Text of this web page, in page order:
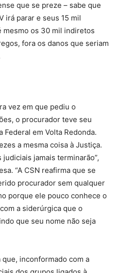
que se preze – sabe que
irá parar e seus 15 mil
mesmo os 30 mil indiretos
fora os danos que seriam
vez em que pediu o
o procurador teve seu
em Volta Redonda.
a mesma coisa à Justiça.
jamais terminarão”,
“A CSN reafirma que se
procurador sem qualquer
porque ele pouco conhece o
a siderúrgica que o
que seu nome não seja
que, inconformado com a